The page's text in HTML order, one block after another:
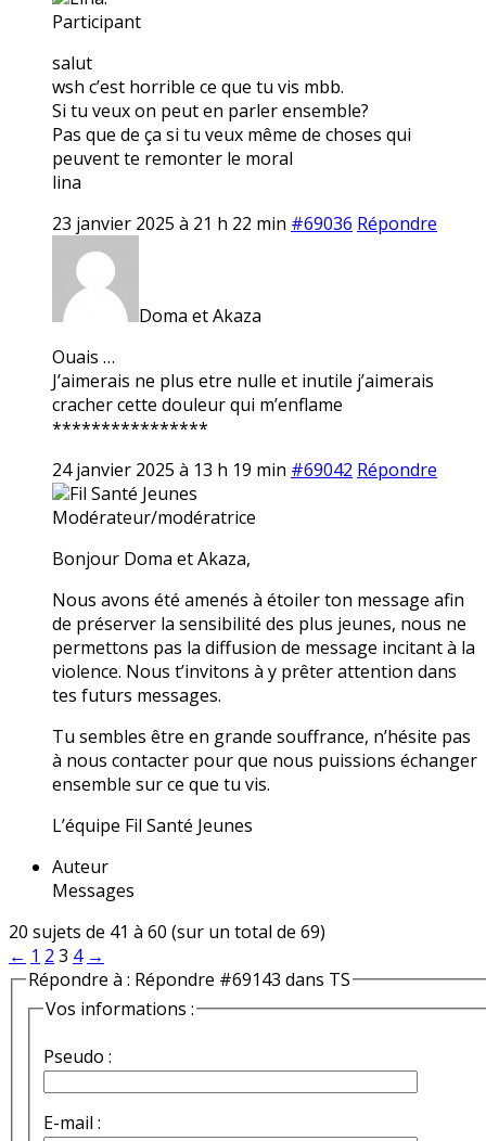
Participant
salut
wsh c’est horrible ce que tu vis mbb.
Si tu veux on peut en parler ensemble?
Pas que de ça si tu veux même de choses qui
peuvent te remonter le moral
lina
23 janvier 2025 à 21 h 22 min #69036 Répondre
Doma et Akaza
Ouais …
J’aimerais ne plus etre nulle et inutile j’aimerais
cracher cette douleur qui m’enflame
****************
24 janvier 2025 à 13 h 19 min #69042 Répondre
Fil Santé Jeunes
Modérateur/modératrice
Bonjour Doma et Akaza,
Nous avons été amenés à étoiler ton message afin
de préserver la sensibilité des plus jeunes, nous ne
permettons pas la diffusion de message incitant à la
violence. Nous t’invitons à y prêter attention dans
tes futurs messages.
Tu sembles être en grande souffrance, n’hésite pas
à nous contacter pour que nous puissions échanger
ensemble sur ce que tu vis.
L’équipe Fil Santé Jeunes
Auteur
Messages
20 sujets de 41 à 60 (sur un total de 69)
← 1 2 3 4 →
Répondre à : Répondre #69143 dans TS
Vos informations :
Pseudo :
E-mail :